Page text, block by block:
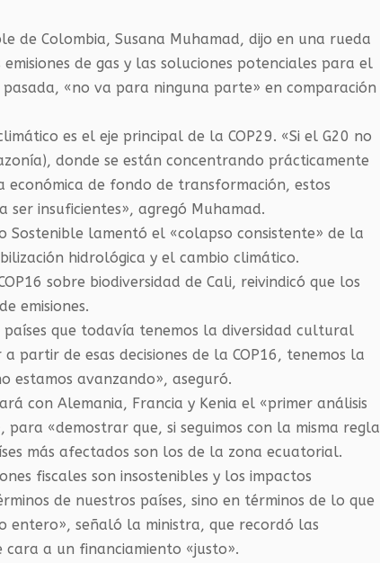
de Colombia, Susana Muhamad, dijo en una rueda
de gas y las soluciones potenciales para el
«no va para ninguna parte» en comparación
es el eje principal de la COP29. «Si el G20 no
donde se están concentrando prácticamente
económica de fondo de transformación, estos
ser insuficientes», agregó Muhamad.
lamentó el «colapso consistente» de la
hidrológica y el cambio climático.
sobre biodiversidad de Cali, reivindicó que los
emisiones.
países que todavía tenemos la diversidad cultural
partir de esas decisiones de la COP16, tenemos la
estamos avanzando», aseguró.
con Alemania, Francia y Kenia el «primer análisis
«demostrar que, si seguimos con la misma regla
más afectados son los de la zona ecuatorial.
fiscales son insostenibles y los impactos
de nuestros países, sino en términos de lo que
entero», señaló la ministra, que recordó las
cara a un financiamiento «justo».